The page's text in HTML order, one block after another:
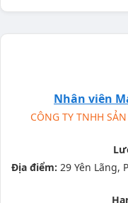
Nhân viên
CÔNG TY TNHH
Địa điểm: 29 Yên Lãng,